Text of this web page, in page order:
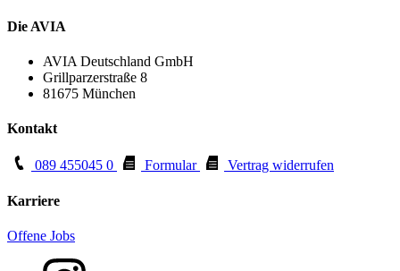
Die AVIA
AVIA Deutschland GmbH
Grillparzerstraße 8
81675 München
Kontakt
089 455045 0 Formular Vertrag widerrufen
Karriere
Offene Jobs